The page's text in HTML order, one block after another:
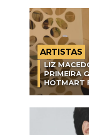
ARTISTAS
LIZ
PRIMEIRA
HOTMART